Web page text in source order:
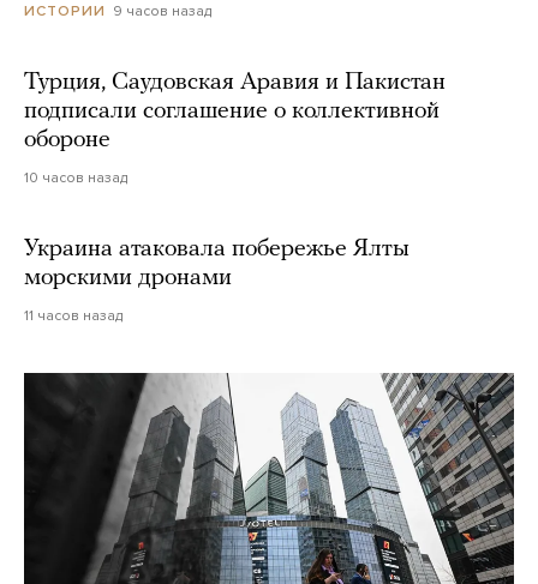
ИСТОРИИ 9 часов назад
Турция, Саудовская Аравия и Пакистан
подписали соглашение о коллективной
обороне
10 часов назад
Украина атаковала побережье Ялты
морскими дронами
11 часов назад